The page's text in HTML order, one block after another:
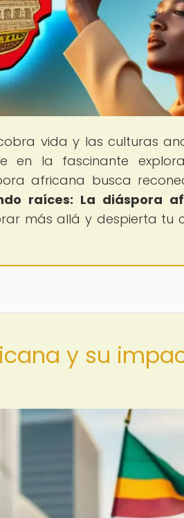
vida y las culturas
en la fascinante
africana busca
raíces: La diáspora
más allá y despierta tu
y su